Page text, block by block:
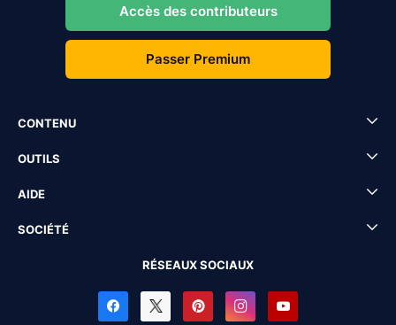
Accès des contributeurs
Passer Premium
CONTENU
OUTILS
AIDE
SOCIÉTÉ
RÉSEAUX SOCIAUX